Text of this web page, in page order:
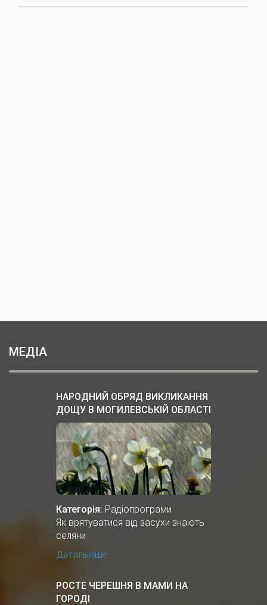
МЕДІА
НАРОДНИЙ ОБРЯД ВИКЛИКАННЯ
ДОЩУ В МОГИЛЕВСЬКІЙ ОБЛАСТІ
БІЛОЇ РУСІ
Категорія: Радіопрограми
Як врятуватися від засухи знають
селяни
Детальніше...
РОСТЕ ЧЕРЕШНЯ В МАМИ НА
ГОРОДІ